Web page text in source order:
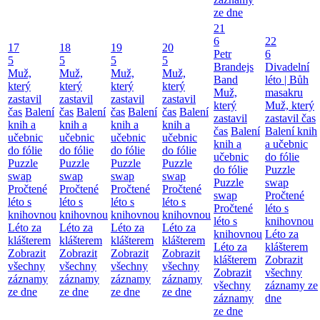
ze dne
17
5
Muž,
který
zastavil
čas Balení
knih a
učebnic
do fólie
Puzzle
swap
Pročtené
léto s
knihovnou
Léto za
klášterem
Zobrazit
všechny
záznamy
ze dne
18
5
Muž,
který
zastavil
čas Balení
knih a
učebnic
do fólie
Puzzle
swap
Pročtené
léto s
knihovnou
Léto za
klášterem
Zobrazit
všechny
záznamy
ze dne
19
5
Muž,
který
zastavil
čas Balení
knih a
učebnic
do fólie
Puzzle
swap
Pročtené
léto s
knihovnou
Léto za
klášterem
Zobrazit
všechny
záznamy
ze dne
20
5
Muž,
který
zastavil
čas Balení
knih a
učebnic
do fólie
Puzzle
swap
Pročtené
léto s
knihovnou
Léto za
klášterem
Zobrazit
všechny
záznamy
ze dne
21
6
Petr
Brandejs
Band
Muž,
který
zastavil
čas Balení
knih a
učebnic
do fólie
Puzzle
swap
Pročtené
léto s
knihovnou
Léto za
klášterem
Zobrazit
všechny
záznamy
ze dne
22
6
Divadelní
léto | Bůh
masakru
Muž, který
zastavil čas
Balení knih
a učebnic
do fólie
Puzzle
swap
Pročtené
léto s
knihovnou
Léto za
klášterem
Zobrazit
všechny
záznamy ze
dne